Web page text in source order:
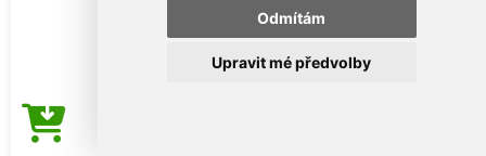
Odmítám
Upravit mé předvolby